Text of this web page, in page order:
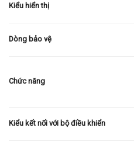
Kiểu hiển thị
Dòng bảo vệ
Chức năng
Kiểu kết nối với bộ điều khiển